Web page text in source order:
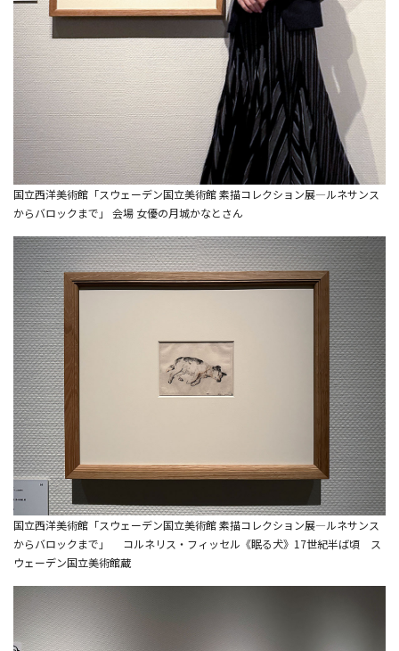
国立西洋美術館「スウェーデン国立美術館 素描コレクション展―ルネサンス
からバロックまで」 会場 女優の月城かなとさん
国立西洋美術館「スウェーデン国立美術館 素描コレクション展―ルネサンス
からバロックまで」 コルネリス・フィッセル《眠る犬》17世紀半ば頃 ス
ウェーデン国立美術館蔵